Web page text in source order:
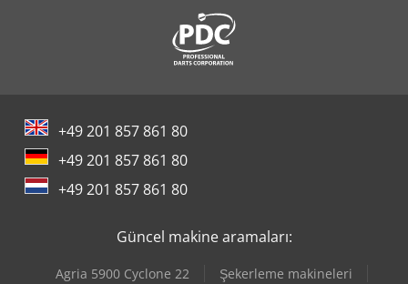
+49 201 857 861 80
+49 201 857 861 80
+49 201 857 861 80
Güncel makine aramaları:
Agria 5900 Cyclone 22
Şekerleme makineleri